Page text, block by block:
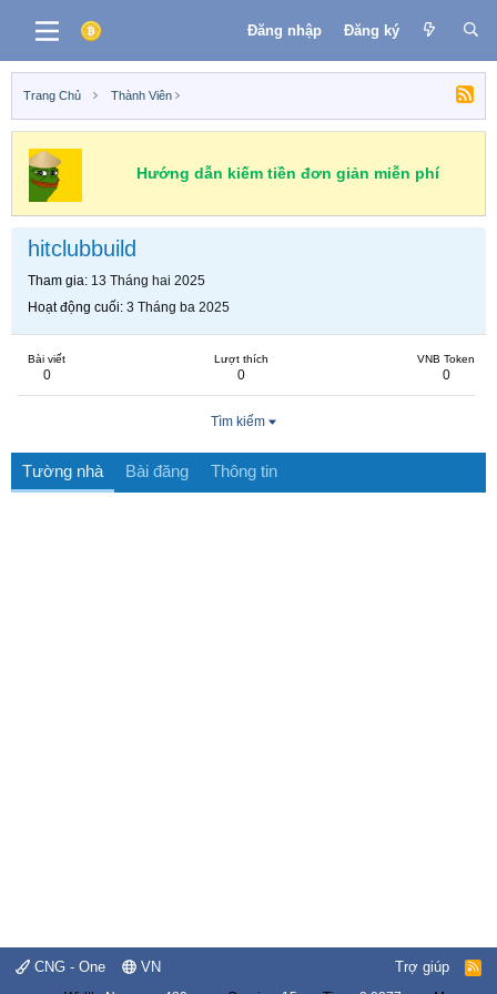
Đăng nhập Đăng ký
Trang Chủ Thành Viên
Hướng dẫn kiếm tiền đơn giản miễn phí
hitclubbuild
Tham gia 13 Tháng hai 2025
Hoạt động cuối 3 Tháng ba 2025
Bài viết
0
Lượt thích
0
VNB Token
0
Tìm kiếm
Tường nhà Bài đăng Thông tin
CNG - One VN Trợ giúp
R